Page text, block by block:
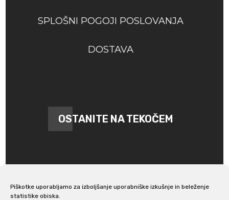
Piškotke uporabljamo za izboljšanje uporabniške izkušnje in beleženje
statistike obiska.
SPLOŠNI POGOJI POSLOVANJA
DOSTAVA
OSTANITE NA TEKOČEM